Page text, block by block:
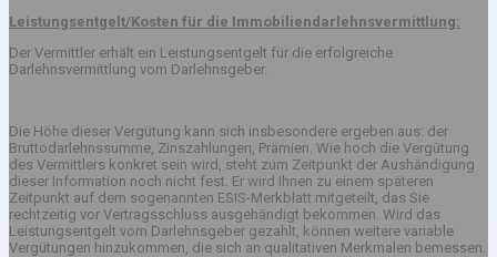
Leistungsentgelt/Kosten für die Immobiliendarlehnsvermittlung:
Der Vermittler erhält ein Leistungsentgelt für die erfolgreiche
Darlehnsvermittlung vom Darlehnsgeber.
Die Höhe dieser Vergütung kann sich insbesondere ergeben aus: der
Bruttodarlehnssumme, Zinszahlungen, Prämien. Wie hoch die Vergütung
des Vermittlers konkret sein wird, steht zum Zeitpunkt der Aushändigung
dieser Information noch nicht fest. Er wird Ihnen zu einem späteren
Zeitpunkt auf dem sogenannten ESIS-Merkblatt mitgeteilt, das Sie
rechtzeitig vor Vertragsschluss ausgehändigt bekommen. Wird das
Leistungsentgelt vom Darlehnsgeber gezahlt, können weitere variable
Vergütungen hinzukommen, die sich an qualitativen Merkmalen bemessen.